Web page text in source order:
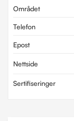
Området
Telefon
Epost
Nettside
Sertifiseringer